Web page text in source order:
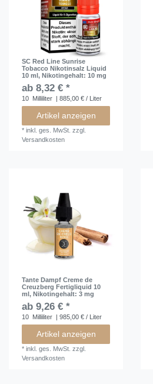
SC Red Line Sunrise
Tobacco Nikotinsalz Liquid
10 ml, Nikotingehalt: 10 mg
ab 8,32 € *
10 Milliliter | 885,00 € / Liter
Artikel anzeigen
*inkl. ges. MwSt. zzgl.
Versandkosten
Tante Dampf Creme de
Creuzberg Fertigliquid 10
ml, Nikotingehalt: 3 mg
ab 9,26 € *
10 Milliliter | 985,00 € / Liter
Artikel anzeigen
*inkl. ges. MwSt. zzgl.
Versandkosten